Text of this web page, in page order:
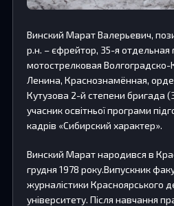
Винский Марат Валерьевич,
р.н. – єфрейтор, 35-я отдельная
мотострелковая
Ленина, Краснознамённая,
Кутузова 2-й степени бригада
учасник освітньої програми
кадрів «Сибирский характер».
Винский Марат народився в
грудня 1978 року.Випускник
журналістики Красноярського
університету. Після навчання